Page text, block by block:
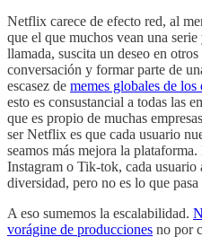
Netflix carece de efecto red, al
que el que muchos vean una
llamada, suscita un deseo en
conversación y formar parte de
escasez de memes globales de
esto es consustancial a todas las
que es propio de muchas
ser Netflix es que cada usuario
seamos más mejora la
Instagram o Tik-tok, cada usuario
diversidad, pero no es lo que
A eso sumemos la escalabilidad.
vorágine de producciones no por